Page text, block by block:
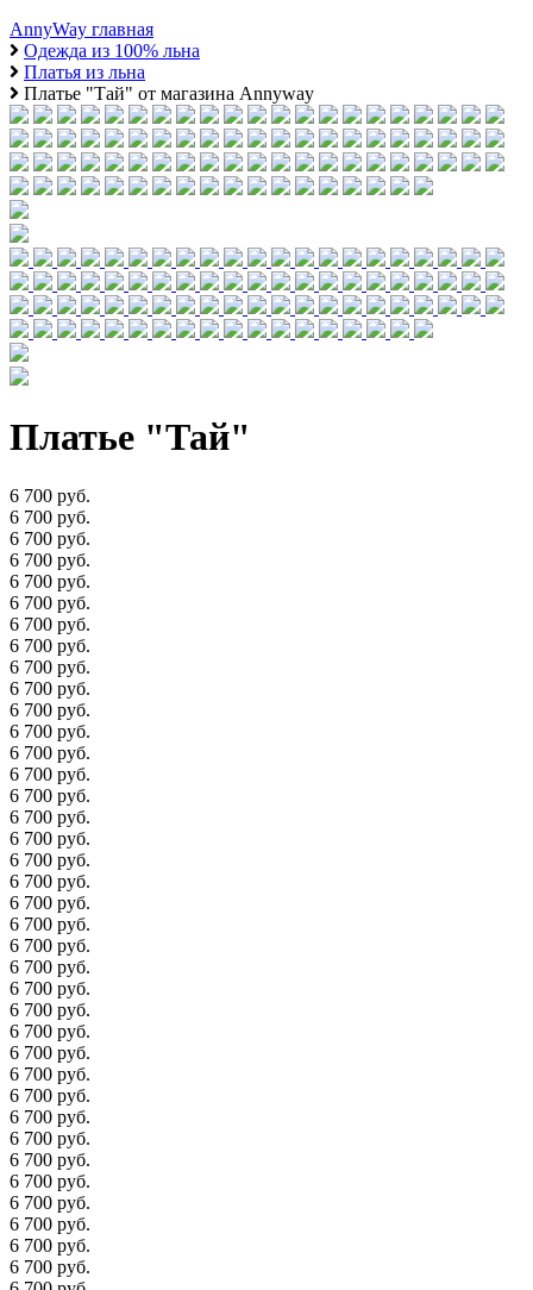
AnnyWay главная
Одежда из 100% льна
Платья из льна
Платье "Тай" от магазина Annyway
Платье "Тай"
6 700 руб.
6 700 руб.
6 700 руб.
6 700 руб.
6 700 руб.
6 700 руб.
6 700 руб.
6 700 руб.
6 700 руб.
6 700 руб.
6 700 руб.
6 700 руб.
6 700 руб.
6 700 руб.
6 700 руб.
6 700 руб.
6 700 руб.
6 700 руб.
6 700 руб.
6 700 руб.
6 700 руб.
6 700 руб.
6 700 руб.
6 700 руб.
6 700 руб.
6 700 руб.
6 700 руб.
6 700 руб.
6 700 руб.
6 700 руб.
6 700 руб.
6 700 руб.
6 700 руб.
6 700 руб.
6 700 руб.
6 700 руб.
6 700 руб.